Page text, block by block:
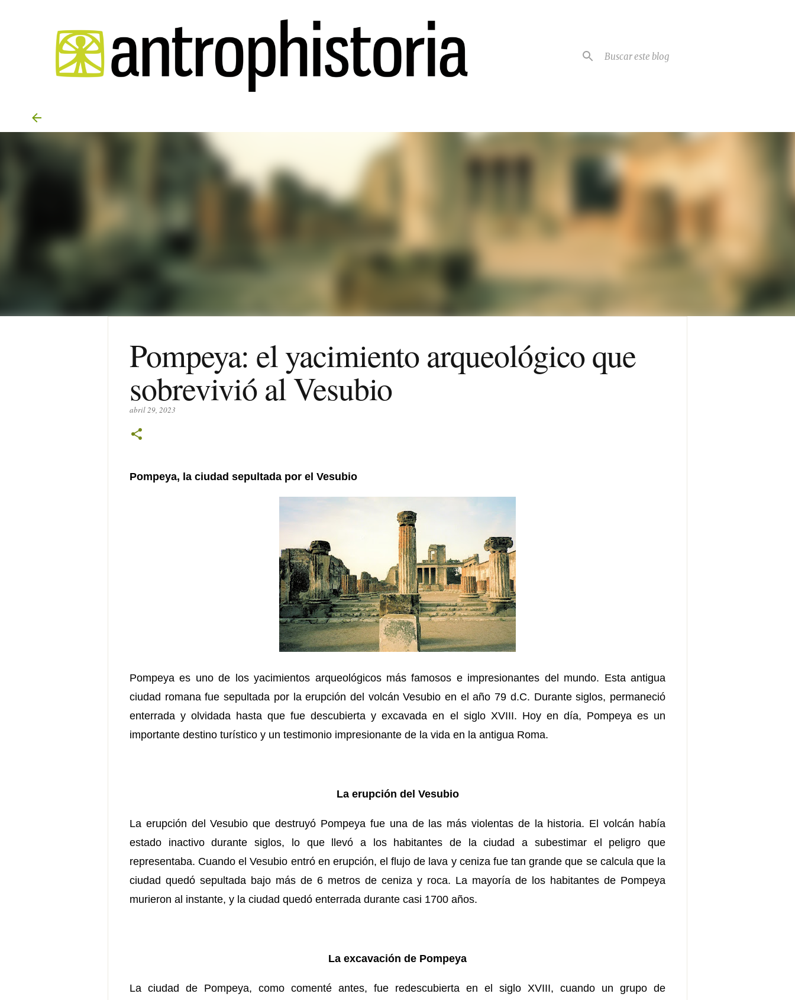
Pompeya: el yacimiento arqueológico que
sobrevivió al Vesubio
abril 29, 2023
Pompeya, la ciudad sepultada por el Vesubio
Pompeya es uno de los yacimientos arqueológicos más famosos e impresionantes del mundo. Esta antigua
ciudad romana fue sepultada por la erupción del volcán Vesubio en el año 79 d.C. Durante siglos, permaneció
enterrada y olvidada hasta que fue descubierta y excavada en el siglo XVIII. Hoy en día, Pompeya es un
importante destino turístico y un testimonio impresionante de la vida en la antigua Roma.
La erupción del Vesubio
La erupción del Vesubio que destruyó Pompeya fue una de las más violentas de la historia. El volcán había
estado inactivo durante siglos, lo que llevó a los habitantes de la ciudad a subestimar el peligro que
representaba. Cuando el Vesubio entró en erupción, el flujo de lava y ceniza fue tan grande que se calcula que la
ciudad quedó sepultada bajo más de 6 metros de ceniza y roca. La mayoría de los habitantes de Pompeya
murieron al instante, y la ciudad quedó enterrada durante casi 1700 años.
La excavación de Pompeya
La ciudad de Pompeya, como comenté antes, fue redescubierta en el siglo XVIII, cuando un grupo de